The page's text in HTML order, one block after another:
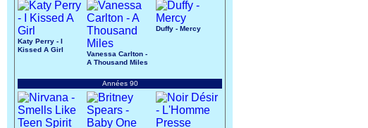
Katy Perry - I
Kissed A Girl
Vanessa Carlton -
A Thousand Miles
Duffy - Mercy
Années 90